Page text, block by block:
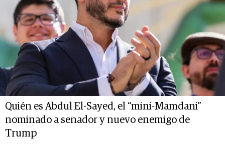
Quién es Abdul El-Sayed, el “mini-Mamdani”
nominado a senador y nuevo enemigo de
Trump